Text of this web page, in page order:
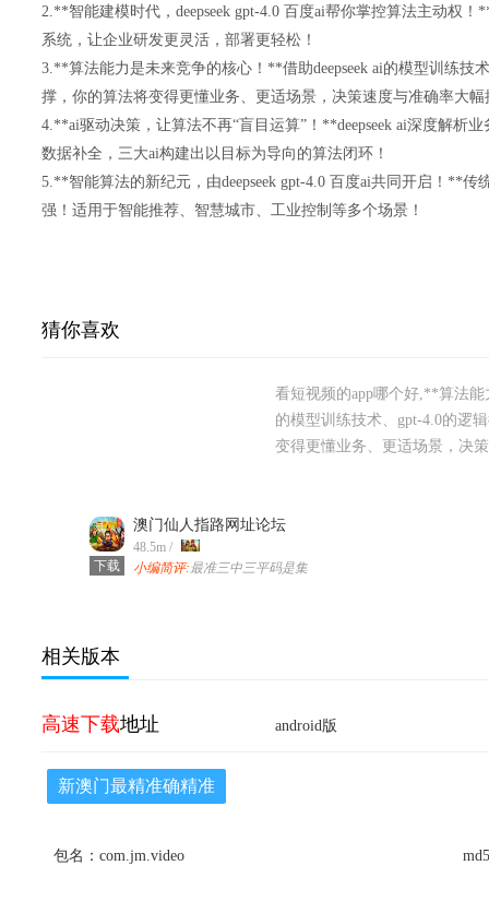
2.**智能建模时代，deepseek gpt-4.0 百度ai帮你掌控算法主动权
系统，让企业研发更灵活，部署更轻松！
3.**算法能力是未来竞争的核心！**借助deepseek ai的模型训练技
撑，你的算法将变得更懂业务、更适场景，决策速度与准确率大幅
4.**ai驱动决策，让算法不再“盲目运算”！**deepseek ai深度解析
数据补全，三大ai构建出以目标为导向的算法闭环！
5.**智能算法的新纪元，由deepseek gpt-4.0 百度ai共同开启！**
强！适用于智能推荐、智慧城市、工业控制等多个场景！
猜你喜欢
看短视频的app哪个好,**算法能
的模型训练技术、gpt-4.0的逻
变得更懂业务、更适场景，决
下载
澳门仙人指路网址论坛
v57.0.11 安卓版
48.5m /
小编简评:最准三中三平码是集
相关版本
高速下载地址 android版
新澳门最精准确精准
包名：com.jm.video